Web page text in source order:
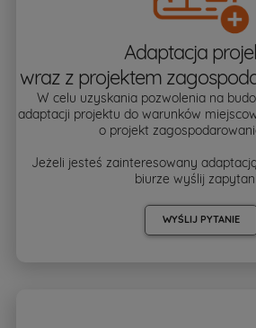
Adaptacja
wraz z projektem
W celu uzyskania pozwolenia na
adaptacji projektu do warunków
o projekt
Jeżeli jesteś zainteresowany
biurze wyślij
WYŚLIJ PYTANIE